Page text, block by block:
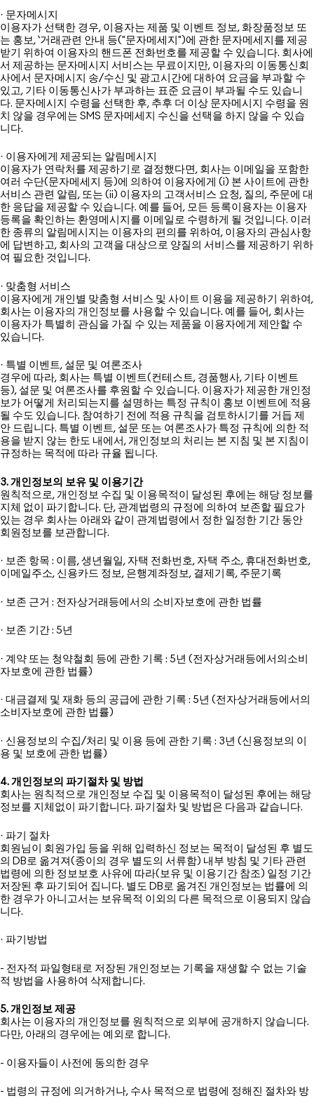
· 문자메시지
이용자가 선택한 경우, 이용자는 제품 및 이벤트 정보, 화장품정보 또
는 홍보, ‘거래관련 안내 등("문자메세지")에 관한 문자메세지를 제공
받기 위하여 이용자의 핸드폰 전화번호를 제공할 수 있습니다. 회사에
서 제공하는 문자메시지 서비스는 무료이지만, 이용자의 이동통신회
사에서 문자메시지 송/수신 및 광고시간에 대하여 요금을 부과할 수
있고, 기타 이동통신사가 부과하는 표준 요금이 부과될 수도 있습니
다. 문자메시지 수령을 선택한 후, 추후 더 이상 문자메시지 수령을 원
치 않을 경우에는 SMS 문자메세지 수신을 선택을 하지 않을 수 있습
니다.
· 이용자에게 제공되는 알림메시지
이용자가 연락처를 제공하기로 결정했다면, 회사는 이메일을 포함한
여러 수단(문자메세지 등)에 의하여 이용자에게 (i) 본 사이트에 관한
서비스 관련 알림, 또는 (ii) 이용자의 고객서비스 요청, 질의, 주문에 대
한 응답을 제공할 수 있습니다. 예를 들어, 모든 등록이용자는 이용자
등록을 확인하는 환영메시지를 이메일로 수령하게 될 것입니다. 이러
한 종류의 알림메시지는 이용자의 편의를 위하여, 이용자의 관심사항
에 답변하고, 회사의 고객을 대상으로 양질의 서비스를 제공하기 위하
여 필요한 것입니다.
· 맞춤형 서비스
이용자에게 개인별 맞춤형 서비스 및 사이트 이용을 제공하기 위하여,
회사는 이용자의 개인정보를 사용할 수 있습니다. 예를 들어, 회사는
이용자가 특별히 관심을 가질 수 있는 제품을 이용자에게 제안할 수
있습니다.
· 특별 이벤트, 설문 및 여론조사
경우에 따라, 회사는 특별 이벤트(컨테스트, 경품행사, 기타 이벤트
등), 설문 및 여론조사를 후원할 수 있습니다. 이용자가 제공한 개인정
보가 어떻게 처리되는지를 설명하는 특정 규칙이 홍보 이벤트에 적용
될 수도 있습니다. 참여하기 전에 적용 규칙을 검토하시기를 거듭 제
안 드립니다. 특별 이벤트, 설문 또는 여론조사가 특정 규칙에 의한 적
용을 받지 않는 한도 내에서, 개인정보의 처리는 본 지침 및 본 지침이
규정하는 목적에 따라 규율 됩니다.
3. 개인정보의 보유 및 이용기간
원칙적으로, 개인정보 수집 및 이용목적이 달성된 후에는 해당 정보를
지체 없이 파기합니다. 단, 관계법령의 규정에 의하여 보존할 필요가
있는 경우 회사는 아래와 같이 관계법령에서 정한 일정한 기간 동안
회원정보를 보관합니다.
· 보존 항목 : 이름, 생년월일, 자택 전화번호, 자택 주소, 휴대전화번호,
이메일주소, 신용카드 정보, 은행계좌정보, 결제기록, 주문기록
· 보존 근거 : 전자상거래등에서의 소비자보호에 관한 법률
· 보존 기간 : 5년
· 계약 또는 청약철회 등에 관한 기록 : 5년 (전자상거래등에서의소비
자보호에 관한 법률)
· 대금결제 및 재화 등의 공급에 관한 기록 : 5년 (전자상거래등에서의
소비자보호에 관한 법률)
· 신용정보의 수집/처리 및 이용 등에 관한 기록 : 3년 (신용정보의 이
용 및 보호에 관한 법률)
4. 개인정보의 파기절차 및 방법
회사는 원칙적으로 개인정보 수집 및 이용목적이 달성된 후에는 해당
정보를 지체없이 파기합니다. 파기절차 및 방법은 다음과 같습니다.
· 파기 절차
회원님이 회원가입 등을 위해 입력하신 정보는 목적이 달성된 후 별도
의 DB로 옮겨져(종이의 경우 별도의 서류함) 내부 방침 및 기타 관련
법령에 의한 정보보호 사유에 따라(보유 및 이용기간 참조) 일정 기간
저장된 후 파기되어 집니다. 별도 DB로 옮겨진 개인정보는 법률에 의
한 경우가 아니고서는 보유목적 이외의 다른 목적으로 이용되지 않습
니다.
· 파기방법
- 전자적 파일형태로 저장된 개인정보는 기록을 재생할 수 없는 기술
적 방법을 사용하여 삭제합니다.
5. 개인정보 제공
회사는 이용자의 개인정보를 원칙적으로 외부에 공개하지 않습니다.
다만, 아래의 경우에는 예외로 합니다.
- 이용자들이 사전에 동의한 경우
- 법령의 규정에 의거하거나, 수사 목적으로 법령에 정해진 절차와 방